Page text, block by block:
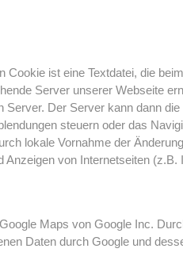
ist eine Textdatei, die
Server unserer Webseite
Der Server kann dann
steuern oder das
lokale Vornahme der
von Internetseiten
Maps von Google Inc.
Daten durch Google und